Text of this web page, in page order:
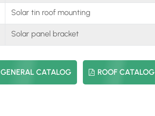
Solar tin roof mounting
Solar panel bracket
GENERAL CATALOG ROOF CATALOG